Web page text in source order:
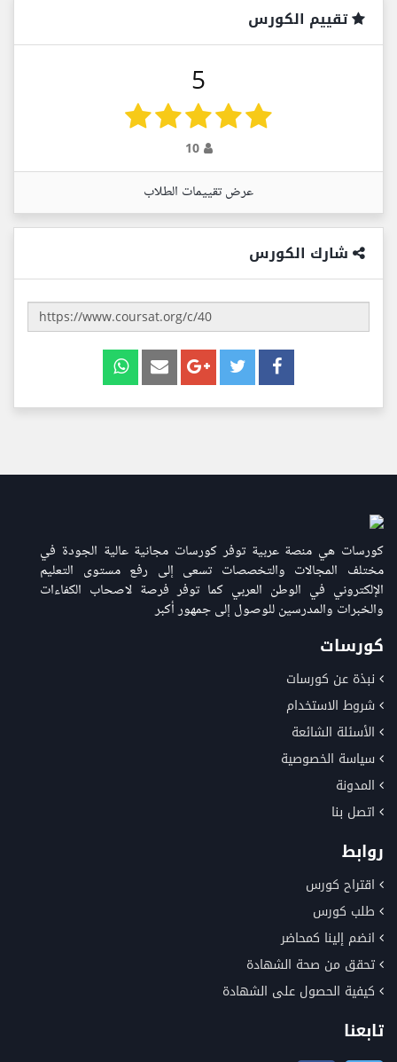
تقييم الكورس
5
10
عرض تقييمات الطلاب
شارك الكورس
كورسات هي منصة عربية توفر كورسات مجانية عالية الجودة في
مختلف المجالات والتخصصات تسعى إلى رفع مستوى التعليم
الإلكتروني في الوطن العربي كما توفر فرصة لاصحاب الكفاءات
والخبرات والمدرسين للوصول إلى جمهور أكبر
كورسات
نبذة عن كورسات
شروط الاستخدام
الأسئلة الشائعة
سياسة الخصوصية
المدونة
اتصل بنا
روابط
اقتراح كورس
طلب كورس
انضم إلينا كمحاضر
تحقق من صحة الشهادة
كيفية الحصول على الشهادة
تابعنا